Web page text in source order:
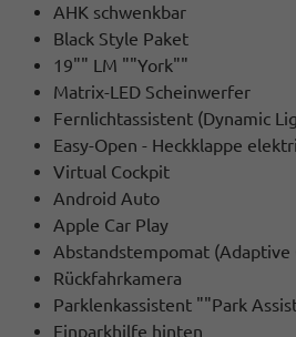
AHK schwenkbar
Black Style Paket
19"" LM ""York""
Matrix-LED Scheinwerfer
Fernlichtassistent (Dynamic
Easy-Open - Heckklappe
Virtual Cockpit
Android Auto
Apple Car Play
Abstandstempomat (Adaptive
Rückfahrkamera
Parklenkassistent ""Park
Einparkhilfe hinten